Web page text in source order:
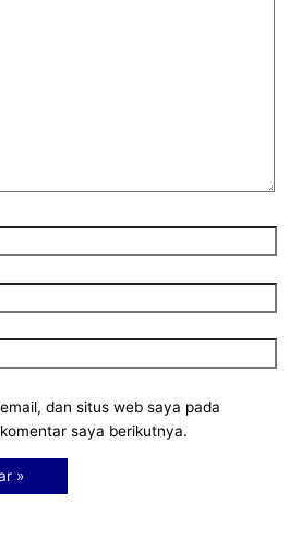
dan situs web saya pada
saya berikutnya.